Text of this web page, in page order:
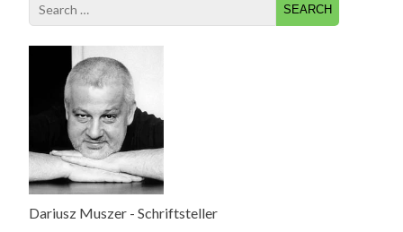
for:
Dariusz Muszer - Schriftsteller